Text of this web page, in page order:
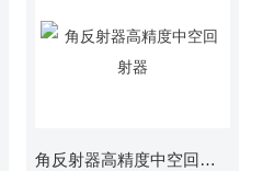
角反射器高精度中空回射器